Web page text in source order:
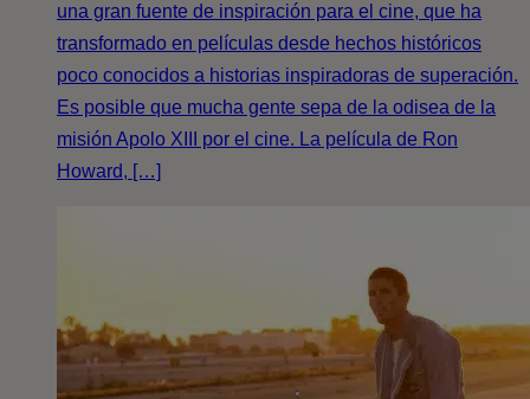
una gran fuente de inspiración para el cine, que ha
transformado en películas desde hechos históricos
poco conocidos a historias inspiradoras de superación.
Es posible que mucha gente sepa de la odisea de la
misión Apolo XIII por el cine. La película de Ron
Howard, […]